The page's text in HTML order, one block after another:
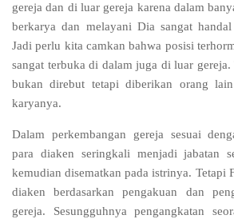
gereja dan di luar gereja karena dalam
berkarya dan melayani Dia sangat
Jadi perlu kita camkan bahwa posisi
sangat terbuka di dalam juga di luar gereja.
bukan direbut tetapi diberikan orang
karyanya.
Dalam perkembangan gereja sesuai
para diaken seringkali menjadi jabatan
kemudian disematkan pada istrinya. Tetapi
diaken berdasarkan pengakuan dan
gereja. Sesungguhnya pengangkatan